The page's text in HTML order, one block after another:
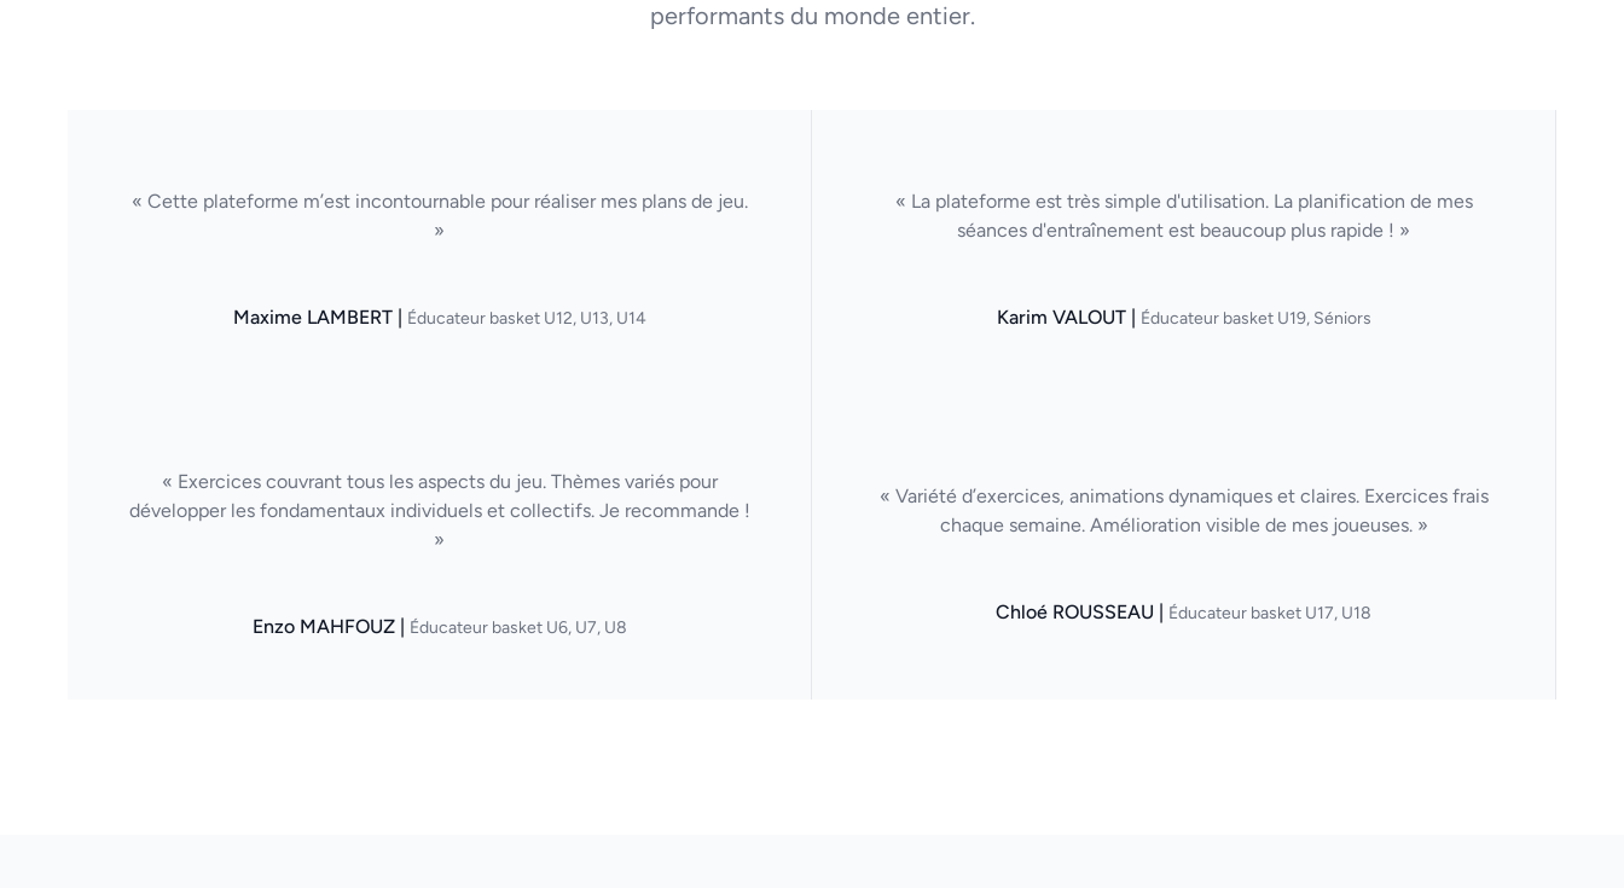
performants du monde entier.
« Cette plateforme m’est incontournable pour réaliser mes plans de jeu.
»
Maxime LAMBERT | Éducateur basket U12, U13, U14
« La plateforme est très simple d'utilisation. La planification de mes
séances d'entraînement est beaucoup plus rapide ! »
Karim VALOUT | Éducateur basket U19, Séniors
« Exercices couvrant tous les aspects du jeu. Thèmes variés pour
développer les fondamentaux individuels et collectifs. Je recommande !
»
Enzo MAHFOUZ | Éducateur basket U6, U7, U8
« Variété d’exercices, animations dynamiques et claires. Exercices frais
chaque semaine. Amélioration visible de mes joueuses. »
Chloé ROUSSEAU | Éducateur basket U17, U18